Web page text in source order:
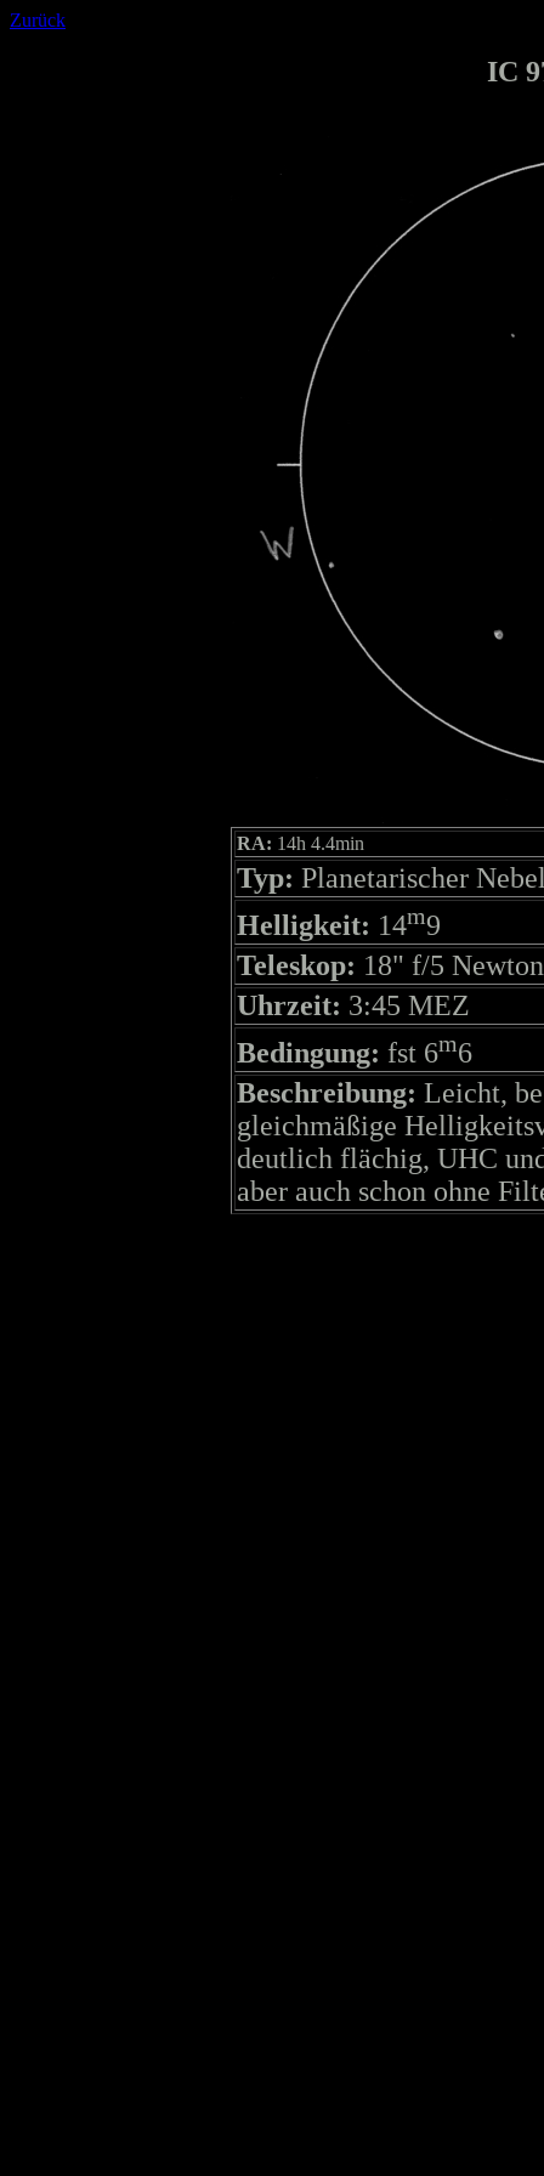
Zurück
IC
RA: 14h 4.4min
Typ: Planetarischer
Helligkeit: 14m9
Teleskop: 18" f/5 Newton
Uhrzeit: 3:45 MEZ
Bedingung: fst 6m6
Beschreibung: Leicht,
gleichmäßige
deutlich flächig, UHC
aber auch schon ohne